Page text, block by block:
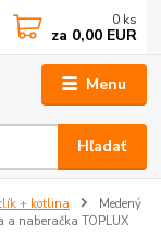
Menu
Hľadať
0 ks
za 0,00 EUR
+ kotlina
Medený
naberačka TOPLUX